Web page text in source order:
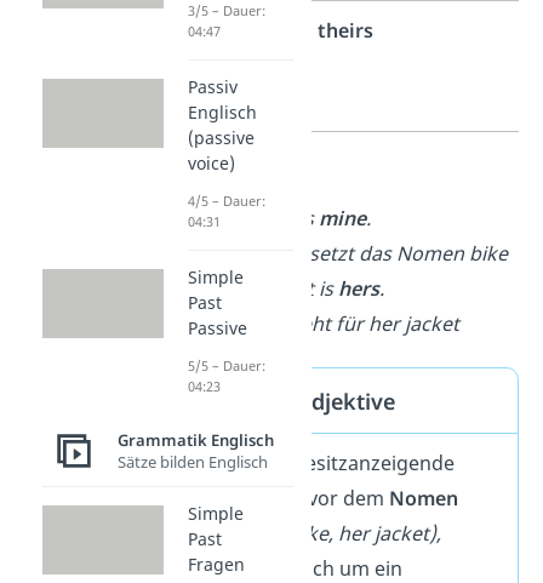
3.
Plural
theirs
Beispiele:
This bike ismine.
ersetzt das Nomen bike
That jacket ishers.
→hers steht fürher jacket
Possessivadjektive
Wenn das besitzanzeigende
Wort direkt vor dem Nomen
steht (
my bike, her jacket),
handelt es sich um ein
3/5 – Dauer:
04:47
Passiv
Englisch
(passive
voice)
4/5 – Dauer:
04:31
Simple
Past
Passive
5/5 – Dauer:
04:23
Grammatik Englisch
Sätze bilden Englisch
Simple
Past
Fragen